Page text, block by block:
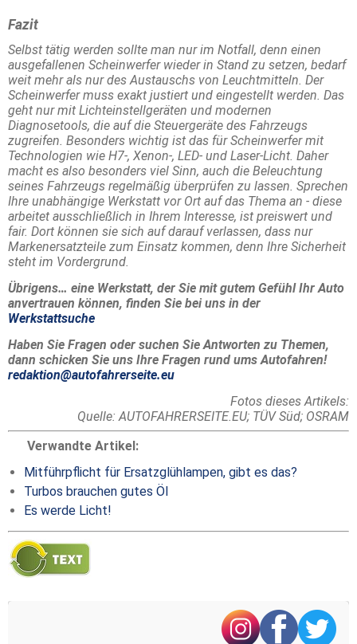
Fazit
Selbst tätig werden sollte man nur im Notfall, denn einen
ausgefallenen Scheinwerfer wieder in Stand zu setzen, bedarf
weit mehr als nur des Austauschs von Leuchtmitteln. Der
Scheinwerfer muss exakt justiert und eingestellt werden. Das
geht nur mit Lichteinstellgeräten und modernen
Diagnosetools, die auf die Steuergeräte des Fahrzeugs
zugreifen. Besonders wichtig ist das für Scheinwerfer mit
Technologien wie H7-, Xenon-, LED- und Laser-Licht. Daher
macht es also besonders viel Sinn, auch die Beleuchtung
seines Fahrzeugs regelmäßig überprüfen zu lassen. Sprechen
Ihre unabhängige Werkstatt vor Ort auf das Thema an - diese
arbeitet ausschließlich in Ihrem Interesse, ist preiswert und
fair. Dort können sie sich auf darauf verlassen, dass nur
Markenersatzteile zum Einsatz kommen, denn Ihre Sicherheit
steht im Vordergrund.
Übrigens… eine Werkstatt, der Sie mit gutem Gefühl Ihr Auto
anvertrauen können, finden Sie bei uns in der
Werkstattsuche
Haben Sie Fragen oder suchen Sie Antworten zu Themen,
dann schicken Sie uns Ihre Fragen rund ums Autofahren!
redaktion@autofahrerseite.eu
Fotos dieses Artikels:
Quelle: AUTOFAHRERSEITE.EU; TÜV Süd; OSRAM
Verwandte Artikel:
Mitführpflicht für Ersatzglühlampen, gibt es das?
Turbos brauchen gutes Öl
Es werde Licht!